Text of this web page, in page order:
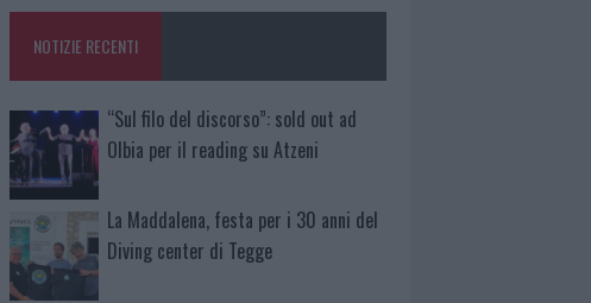
NOTIZIE RECENTI
“Sul filo del discorso”: sold out ad
Olbia per il reading su Atzeni
La Maddalena, festa per i 30 anni del
Diving center di Tegge